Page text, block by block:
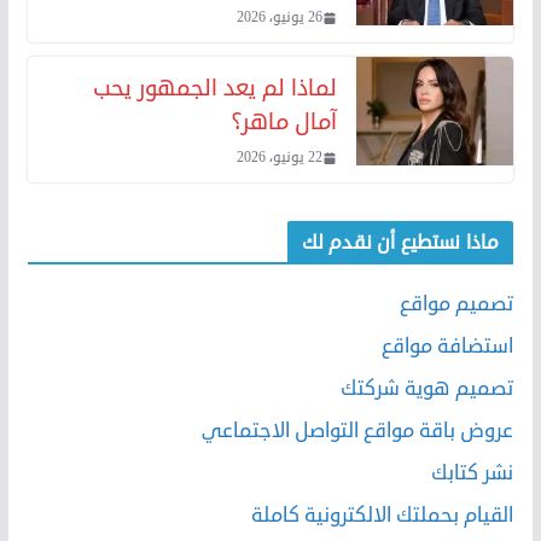
26 يونيو، 2026
لماذا لم يعد الجمهور يحب
آمال ماهر؟
22 يونيو، 2026
ماذا نستطيع أن نقدم لك
تصميم مواقع
استضافة مواقع
تصميم هوية شركتك
عروض باقة مواقع التواصل الاجتماعي
نشر كتابك
القيام بحملتك الالكترونية كاملة